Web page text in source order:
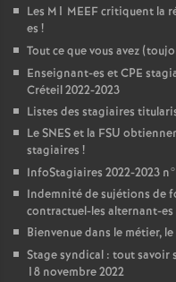
Les M1 MEEFcritiquent la
es !
Tout ce que vous avez
Enseignant-es etCPE
Créteil 2022-2023
Listes des stagiaires
LeSNESet la FSU
stagiaires !
InfoStagiaires 2022-2023
Indemnité de sujétions de
contractuel-les alternant-es
Bienvenue dans le métier,
Stage syndical : tout savoir
18 novembre 2022